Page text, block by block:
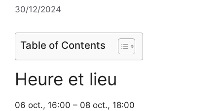
30/12/2024
Table of Contents
Heure et lieu
06 oct., 16:00 – 08 oct., 18:00